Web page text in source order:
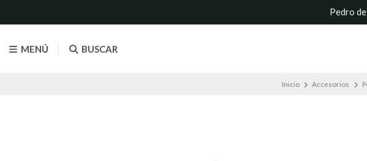
MENÚ BUSCAR
Pedro
Inicio Accesorios